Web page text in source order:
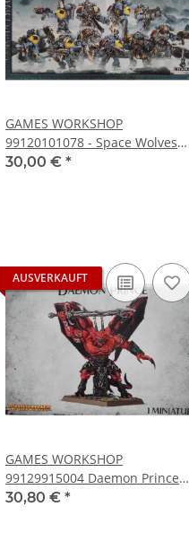
GAMES WORKSHOP
99120101078 - Space Wolves
Pack (53-06)
30,00 € *
AUSVERKAUFT
GAMES WORKSHOP
99129915004 Daemon Prince
(97-24)
30,80 € *